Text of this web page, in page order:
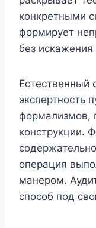
конкретными
формирует
без искажения
Естественный
экспертность
формализмов,
конструкции.
операция
манером.
способ под